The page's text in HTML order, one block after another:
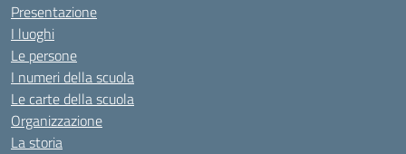
Presentazione
I luoghi
Le persone
I numeri della scuola
Le carte della scuola
Organizzazione
La storia